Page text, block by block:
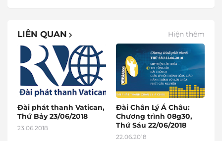
LIÊN QUAN Hiện thêm
Đài phát thanh Vatican,
Thứ Bảy 23/06/2018
23.06.2018
Đài Chân Lý Á Châu:
Chương trình 08g30,
Thứ Sáu 22/06/2018
22.06.2018